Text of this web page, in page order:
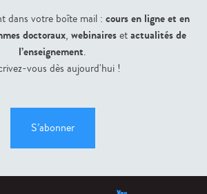
dans votre boîte mail : cours en ligne et en
doctoraux, webinairesetactualités de
l’enseignement.
vous dès aujourd'hui !
S’abonner